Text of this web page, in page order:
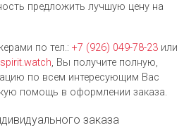
предложить лучшую цену на
по тел.: +7 (926) 049-78-23 или
, Вы получите полную,
по всем интересующим Вас
помощь в оформлении заказа.
заказа